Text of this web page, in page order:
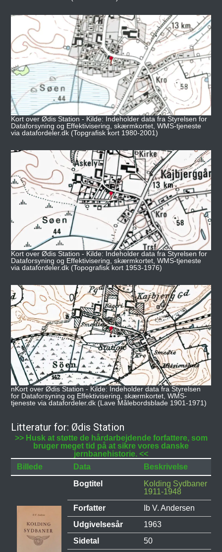
Kort over Ødis Station - Kilde: Indeholder data fra Styrelsen for
Dataforsyning og Effektivisering, skærmkortet, WMS-tjeneste
via datafordeler.dk (Topgrafisk kort 1980-2001)
Kort over Ødis Station - Kilde: Indeholder data fra Styrelsen for
Dataforsyning og Effektivisering, skærmkortet, WMS-tjeneste
via datafordeler.dk (Topografisk kort 1953-1976)
nKort over Ødis Station - Kilde: Indeholder data fra Styrelsen
for Dataforsyning og Effektivisering, skærmkortet, WMS-
tjeneste via datafordeler.dk (Lave Målebordsblade 1901-1971)
Litteratur for: Ødis Station
>> Husk at støtte de hårdarbejdende forfattere, som
bruger meget tid på at sikre vores danske
jernbanehistorie. <<
Billede
Data
Beskrivelse
Bogtitel
Kolding Sydbaner
1911-1948
Forfatter
Ib V. Andersen
Udgivelsesår
1963
Sidetal
50